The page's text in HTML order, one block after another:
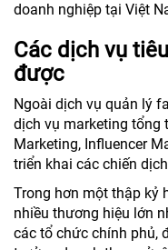
doanh nghiệp tại Việt
Các dịch vụ
được
Ngoài dịch vụ quản lý
dịch vụ marketing tổng
Marketing, Influencer
triển khai các chiến
Trong hơn một thập kỷ
nhiều thương hiệu lớn
các tổ chức chính phủ,